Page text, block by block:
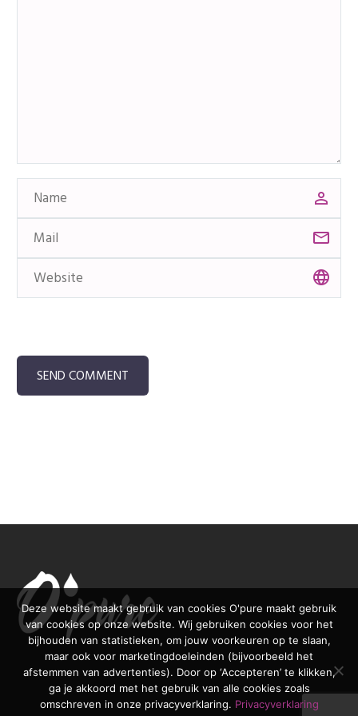
SEND COMMENT
Deze website maakt gebruik van cookies O'pure maakt gebruik
van cookies op onze website. Wij gebruiken cookies voor het
bijhouden van statistieken, om jouw voorkeuren op te slaan,
maar ook voor marketingdoeleinden (bijvoorbeeld het
afstemmen van advertenties). Door op ‘Accepteren’ te klikken,
ga je akkoord met het gebruik van alle cookies zoals
omschreven in onze privacyverklaring. Privacyverklaring